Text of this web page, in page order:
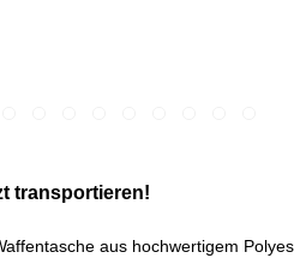
transportieren!
aus hochwertigem